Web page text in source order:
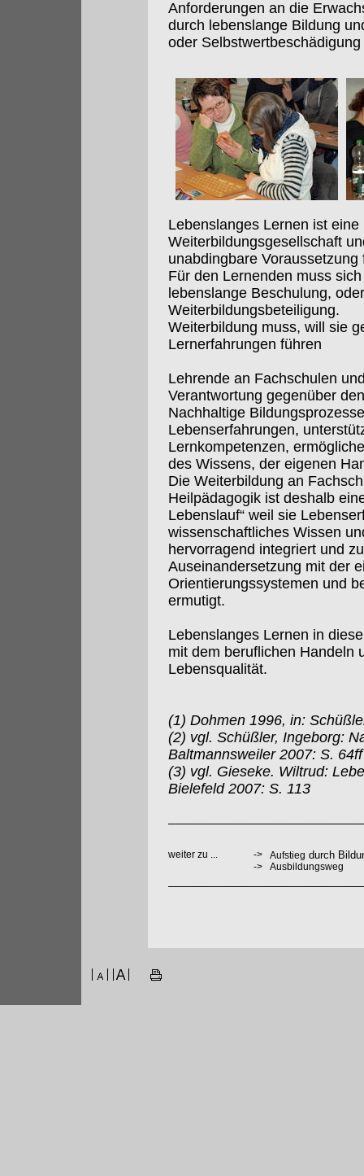
Anforderungen an die
durch lebenslange Bildung
oder
Lebenslanges Lernen ist
Weiterbildungsgesellschaft
unabdingbare
Für den Lernenden muss
lebenslange Beschulung,
Weiterbildungsbeteiligung.
Weiterbildung muss, will sie
Lernerfahrungen führen
Lehrende an Fachschulen
Verantwortung gegenüber
Nachhaltige
Lebenserfahrungen,
Lernkompetenzen,
des Wissens, der eigenen
Die Weiterbildung an
Heilpädagogik ist deshalb
Lebenslauf“ weil sie
wissenschaftliches Wissen
hervorragend integriert und
Auseinandersetzung mit der
Orientierungssystemen und
ermutigt.
Lebenslanges Lernen in
mit dem beruflichen Handeln
Lebensqualität.
(1) Dohmen 1996, in:
(2) vgl. Schüßler, Ingeborg:
Baltmannsweiler 2007: S. 64ff
(3) vgl. Gieseke. Wiltrud:
Bielefeld 2007: S. 113
weiter zu ... -> Aufstieg durch
-> Ausbildungsweg